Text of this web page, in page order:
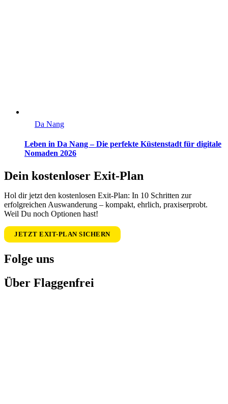
Da Nang
Leben in Da Nang – Die perfekte Küstenstadt für digitale
Nomaden 2026
Dein kostenloser Exit-Plan
Hol dir jetzt den kostenlosen Exit-Plan: In 10 Schritten zur
erfolgreichen Auswanderung – kompakt, ehrlich, praxiserprobt.
Weil Du noch Optionen hast!
JETZT EXIT-PLAN SICHERN
Folge uns
Über Flaggenfrei